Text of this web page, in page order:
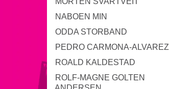
NABOEN MIN
ODDA STORBAND
PEDRO CARMONA-ALVAREZ
ROALD KALDESTAD
ROLF-MAGNE GOLTEN